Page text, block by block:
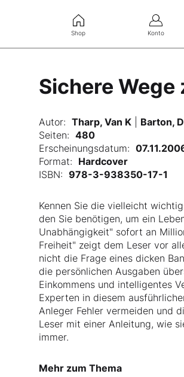
Shop Konto
Sichere
Kennen Sie die vielleicht
den Sie benötigen, um ein
Unabhängigkeit" sofort an
Freiheit" zeigt dem Leser vor
nicht die Frage eines dicken
die persönlichen Ausgaben
Einkommens und intelligentes
Experten in diesem
Anleger Fehler vermeiden und
Leser mit einer Anleitung, wie
immer.
Autor: Tharp, Van K Barton,
Seiten: 480
Erscheinungsdatum:
Format: Hardcover
ISBN: 978-3-938350-17-1
Mehr zum Thema